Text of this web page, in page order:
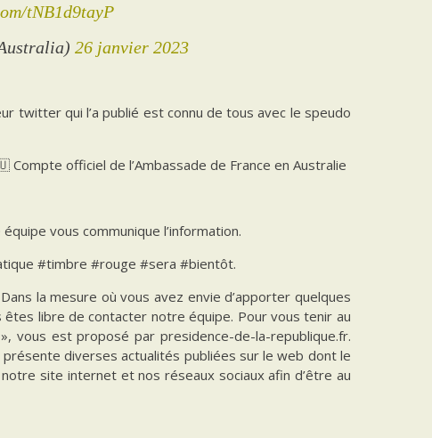
tNB1d9tayP
26 janvier 2023
twitter qui l’a publié est connu de tous avec le speudo
officiel de l’Ambassade de France en Australie
vous communique l’information.
#timbre #rouge #sera #bientôt.
la mesure où vous avez envie d’apporter quelques
libre de contacter notre équipe. Pour vous tenir au
vous est proposé par presidence-de-la-republique.fr.
diverses actualités publiées sur le web dont le
site internet et nos réseaux sociaux afin d’être au